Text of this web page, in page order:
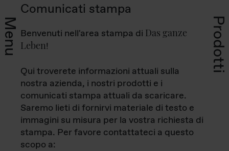
Menu Prodotti
Comunicati stampa
Benvenuti nell'area stampa di Das ganze
Leben!
Qui troverete informazioni attuali sulla
nostra azienda, i nostri prodotti e i
comunicati stampa attuali da scaricare.
Saremo lieti di fornirvi materiale di testo e
immagini su misura per la vostra richiesta di
stampa. Per favore contattateci a questo
scopo a: